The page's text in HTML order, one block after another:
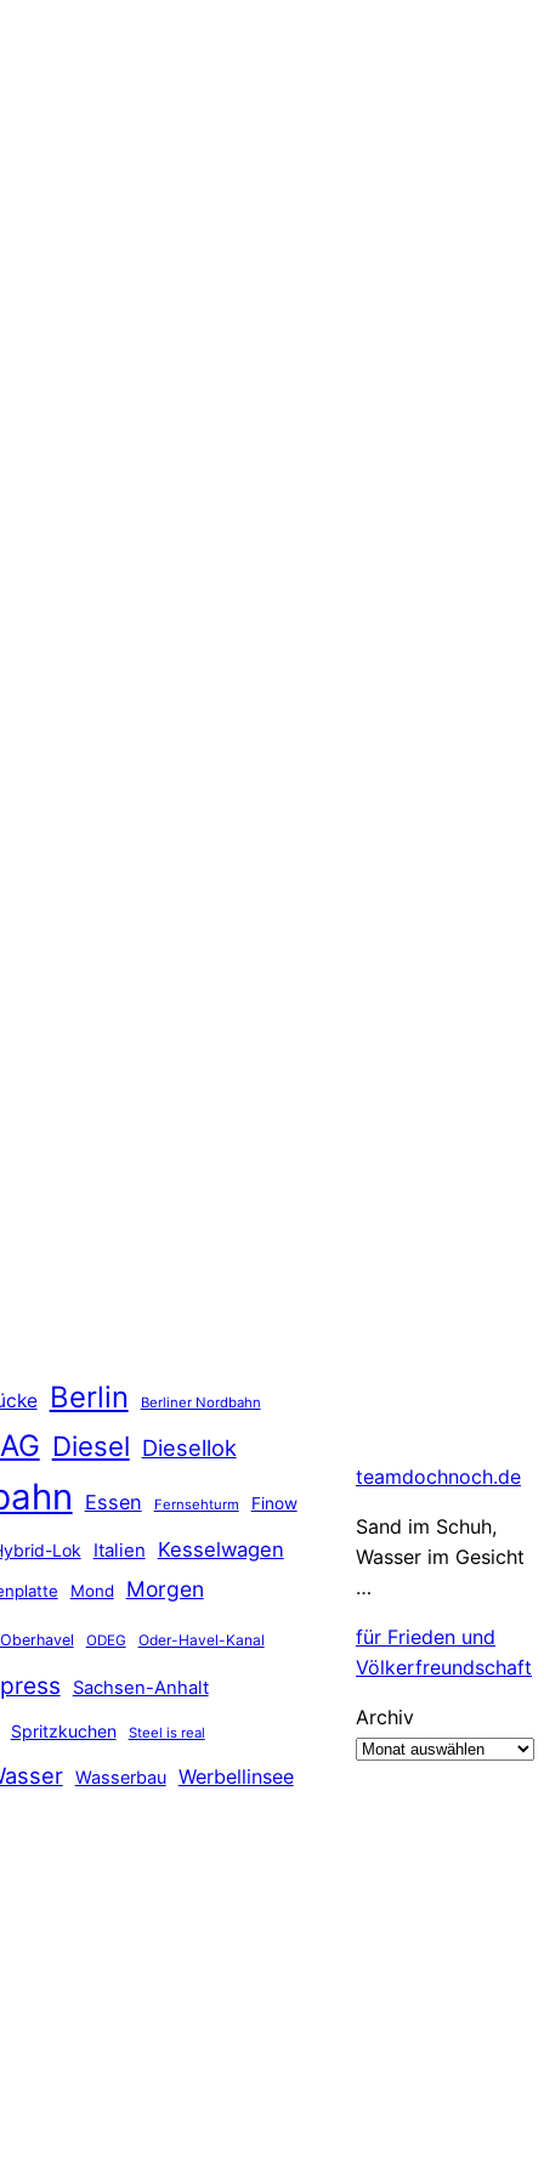
Berlin Berliner Nordbahn
Diesel Diesellok
Essen Fernsehturm Finow
Lok Italien Kesselwagen
Mond Morgen
Oberhavel ODEG Oder-Havel-Kanal
Sachsen-Anhalt
Spritzkuchen Steel is real
Wasserbau Werbellinsee
teamdochnoch.de
Sand im Schuh,
Wasser im Gesicht
…
für Frieden und
Völkerfreundschaft
Archiv